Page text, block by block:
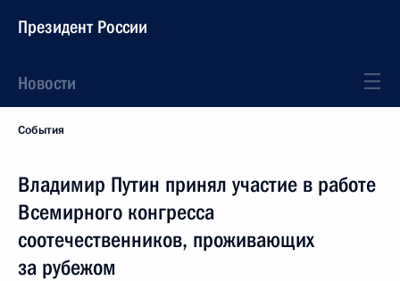
Президент России
Новости
События
Владимир Путин принял участие в работе
Всемирного конгресса
соотечественников, проживающих
за рубежом